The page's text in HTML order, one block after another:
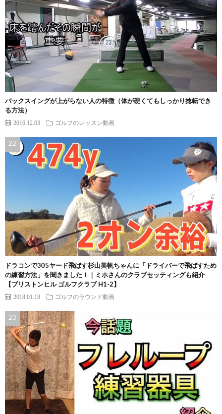
バックスイングが上がらない人の特徴（体が硬くてもしっかり捻転でき
る方法）
2016.12.03 ゴルフのレッスン動画
ドラコンで305ヤード飛ばす杉山美帆ちゃんに「ドライバーで飛ばすため
の練習方法」を聞きました！｜ミホさんのクラブセッティングも紹介
【ブリストンヒル ゴルフクラブ H1-2】
2018.01.18 ゴルフのラウンド動画